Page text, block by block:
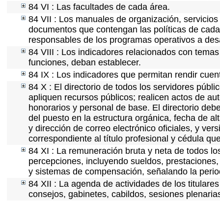
84 VI : Las facultades de cada área.
84 VII : Los manuales de organización,
documentos que contengan las políticas de
responsables de los programas operativos a
84 VIII : Los indicadores relacionados con
funciones, deban establecer.
84 IX : Los indicadores que permitan rendir
84 X : El directorio de todos los servidores
apliquen recursos públicos; realicen actos de
honorarios y personal de base. El directorio
del puesto en la estructura orgánica, fecha de
y dirección de correo electrónico oficiales, y
correspondiente al título profesional y cédula
84 XI : La remuneración bruta y neta de todos
percepciones, incluyendo sueldos,
y sistemas de compensación, señalando la
84 XII : La agenda de actividades de los
consejos, gabinetes, cabildos, sesiones